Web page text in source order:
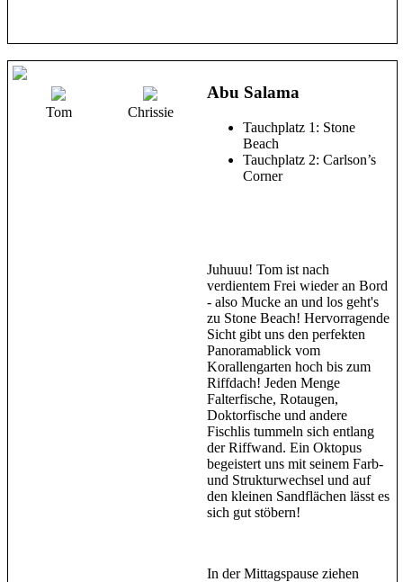
Tom Chrissie
Abu Salama
Tauchplatz 1: Stone
Beach
Tauchplatz 2: Carlson’s
Corner
Juhuuu! Tom ist nach
verdientem Frei wieder an Bord
- also Mucke an und los geht's
zu Stone Beach! Hervorragende
Sicht gibt uns den perfekten
Panoramablick vom
Korallengarten hoch bis zum
Riffdach! Jeden Menge
Falterfische, Rotaugen,
Doktorfische und andere
Fischlis tummeln sich entlang
der Riffwand. Ein Oktopus
begeistert uns mit seinem Farb-
und Strukturwechsel und auf
den kleinen Sandflächen lässt es
sich gut stöbern!
In der Mittagspause ziehen